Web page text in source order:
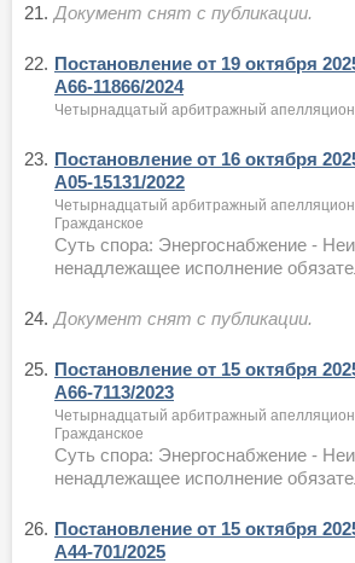
21. Документ снят с публикации.
22. Постановление от 19 октября
А66-11866/2024
Четырнадцатый арбитражный
23. Постановление от 16 октября
А05-15131/2022
Четырнадцатый арбитражный
Гражданское
Суть спора: Энергоснабжение -
ненадлежащее исполнение
24. Документ снят с публикации.
25. Постановление от 15 октября
А66-7113/2023
Четырнадцатый арбитражный
Гражданское
Суть спора: Энергоснабжение -
ненадлежащее исполнение
26. Постановление от 15 октября
А44-701/2025